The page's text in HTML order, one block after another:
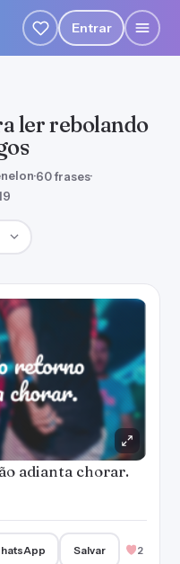
Entrar
ler rebolando
·60 frases·
adianta chorar.
Salvar 2